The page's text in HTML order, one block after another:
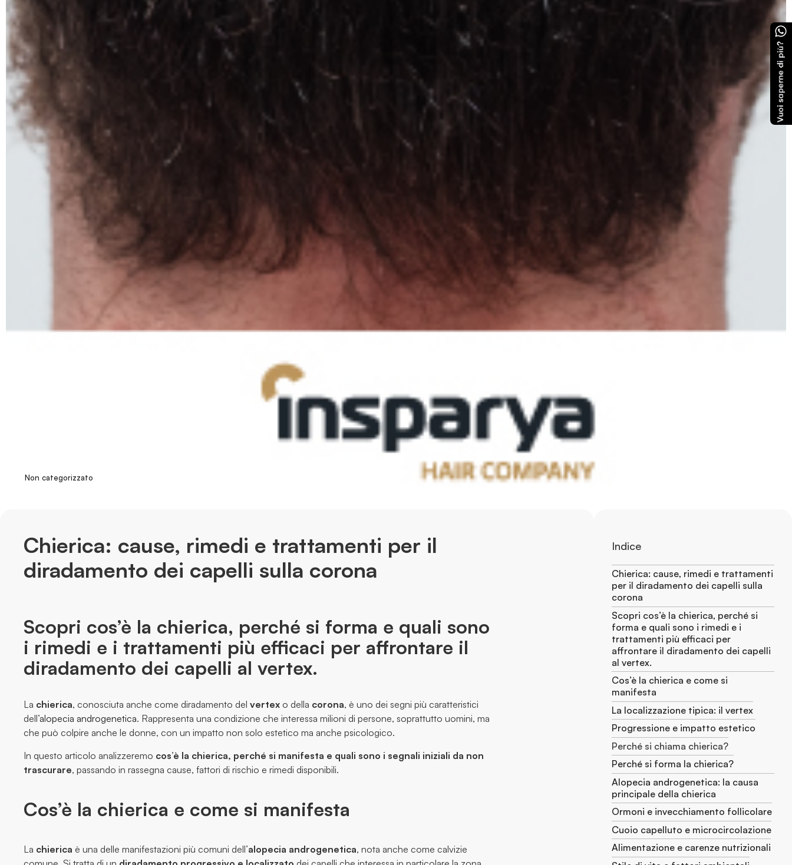
Non categorizzato
Chierica: cause, rimedi e trattamenti per il
diradamento dei capelli sulla corona
Scopri cos’è la chierica, perché si forma e quali sono
i rimedi e i trattamenti più efficaci per affrontare il
diradamento dei capelli al vertex.
La chierica, conosciuta anche come diradamento del vertex o della corona, è uno dei segni più caratteristici
dell’alopecia androgenetica. Rappresenta una condizione che interessa milioni di persone, soprattutto uomini, ma
che può colpire anche le donne, con un impatto non solo estetico ma anche psicologico.
In questo articolo analizzeremo cos’è la chierica, perché si manifesta e quali sono i segnali iniziali da non
trascurare, passando in rassegna cause, fattori di rischio e rimedi disponibili.
Cos’è la chierica e come si manifesta
La chierica è una delle manifestazioni più comuni dell’alopecia androgenetica, nota anche come calvizie
Indice
Chierica: cause, rimedi e trattamenti
per il diradamento dei capelli sulla
corona
Scopri cos’è la chierica, perché si
forma e quali sono i rimedi e i
trattamenti più efficaci per
affrontare il diradamento dei capelli
al vertex.
Cos’è la chierica e come si
manifesta
La localizzazione tipica: il vertex
Progressione e impatto estetico
Perché si chiama chierica?
Perché si forma la chierica?
Alopecia androgenetica: la causa
principale della chierica
Ormoni e invecchiamento follicolare
Cuoio capelluto e microcircolazione
Alimentazione e carenze nutrizionali